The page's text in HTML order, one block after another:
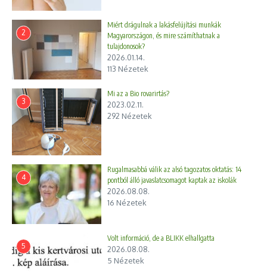
2
Miért drágulnak a lakásfelújítási munkák
Magyarországon, és mire számíthatnak a
tulajdonosok?
2026.01.14.
113 Nézetek
3
Mi az a Bio rovarirtás?
2023.02.11.
292 Nézetek
4
Rugalmasabbá válik az alsó tagozatos oktatás: 14
pontból álló javaslatcsomagot kaptak az iskolák
2026.08.08.
16 Nézetek
5
Volt információ, de a BLIKK elhallgatta
2026.08.08.
5 Nézetek